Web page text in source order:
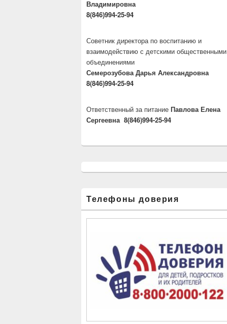
Владимировна
8(846)994-25-94
Советник директора по воспитанию и
взаимодействию с детскими общественными
объединениями
Семерозубова Дарья Александровна
8(846)994-25-94
Ответственный за питание Павлова Елена
Сергеевна 8(846)994-25-94
Телефоны доверия